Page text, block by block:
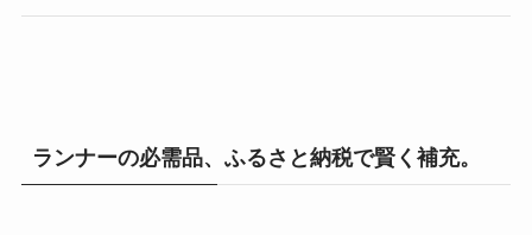
ランナーの必需品、ふるさと納税で賢く補充。